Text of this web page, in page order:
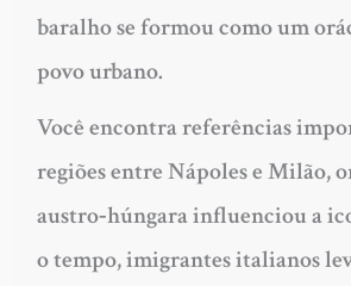
baralho se formou como um
povo urbano.
Você encontra referências
regiões entre Nápoles e Milão,
austro‑húngara influenciou a
o tempo, imigrantes italianos